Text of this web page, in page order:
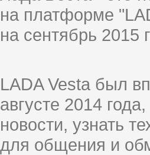
на платформе
на сентябрь 2015
LADA Vesta был
августе 2014
новости, узнать
для общения и